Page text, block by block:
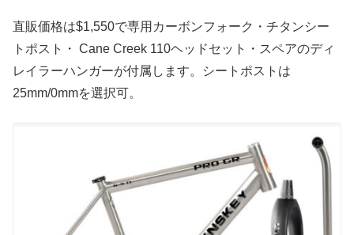
直販価格は$1,550で専用カーボンフォーク・チタンシー
トポスト・ Cane Creek 110ヘッドセット・スペアのディ
レイラーハンガーが付属します。シートポストは
25mm/0mmを選択可。